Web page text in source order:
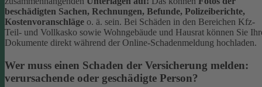
beschädigten Sachen, Rechnungen, Befunde, Polizeiberichte,
Kostenvoranschläge o. ä. sein. Bei Schäden in den Bereichen Kfz-
Teil- und Vollkasko sowie Wohngebäude und Hausrat können Sie
Dokumente direkt während der Online-Schadenmeldung hochladen.
Wer muss einen Schaden der Versicherung melden:
verursachende oder geschädigte Person?